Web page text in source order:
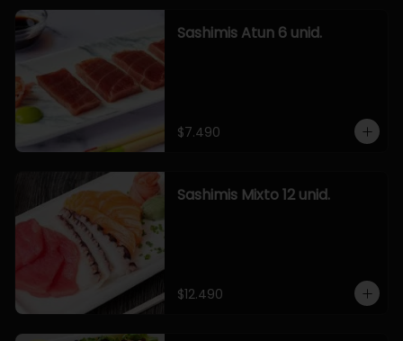
Sashimis Atun 6 unid.
$7.490
Sashimis Mixto 12 unid.
$12.490